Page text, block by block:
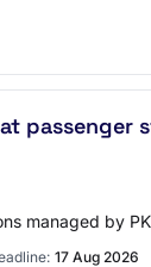
at passenger
managed by
17 Aug 2026